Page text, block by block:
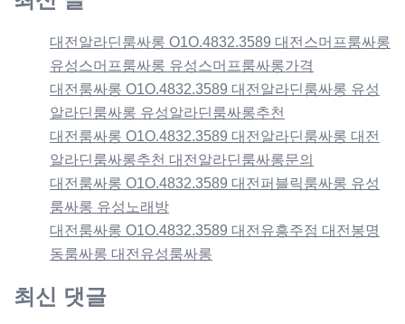
대전알라딘룸싸롱 O1O.4832.3589 대전스머프룸싸롱
유성스머프룸싸롱 유성스머프룸싸롱가격
대전룸싸롱 O1O.4832.3589 대전알라딘룸싸롱 유성
알라딘룸싸롱 유성알라딘룸싸롱추천
대전룸싸롱 O1O.4832.3589 대전알라딘룸싸롱 대전
알라딘룸싸롱추천 대전알라딘룸싸롱문의
대전룸싸롱 O1O.4832.3589 대전퍼블릭룸싸롱 유성
룸싸롱 유성노래방
대전룸싸롱 O1O.4832.3589 대전유흥주점 대전봉명
동룸싸롱 대전유성룸싸롱
최신 댓글